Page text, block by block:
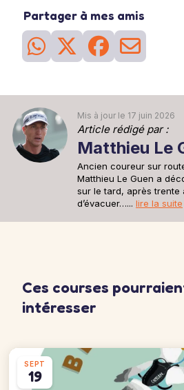
attend en général autour des km 25-30 d'un
Partager à mes amis
Mis à jour le 17 juin 2026
Article rédigé par :
Matthieu Le
Ancien coureur sur
Matthieu Le Guen a
sur le tard, après trente
d’évacuer…... lire la suite
Ces courses
intéresser
SEPT
19